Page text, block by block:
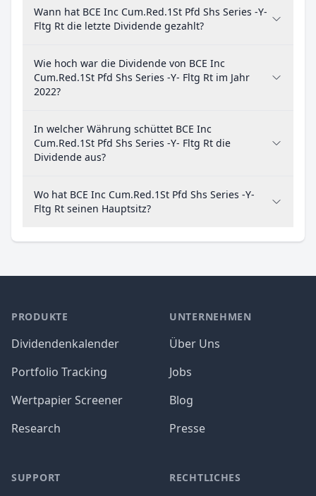
Wann hat BCE Inc Cum.Red.1St Pfd Shs Series -Y-
Fltg Rt die letzte Dividende gezahlt?
Wie hoch war die Dividende von BCE Inc
Cum.Red.1St Pfd Shs Series -Y- Fltg Rt im Jahr
2022?
In welcher Währung schüttet BCE Inc
Cum.Red.1St Pfd Shs Series -Y- Fltg Rt die
Dividende aus?
Wo hat BCE Inc Cum.Red.1St Pfd Shs Series -Y-
Fltg Rt seinen Hauptsitz?
PRODUKTE
Dividendenkalender
Portfolio Tracking
Wertpapier Screener
Research
SUPPORT
UNTERNEHMEN
Über Uns
Jobs
Blog
Presse
RECHTLICHES